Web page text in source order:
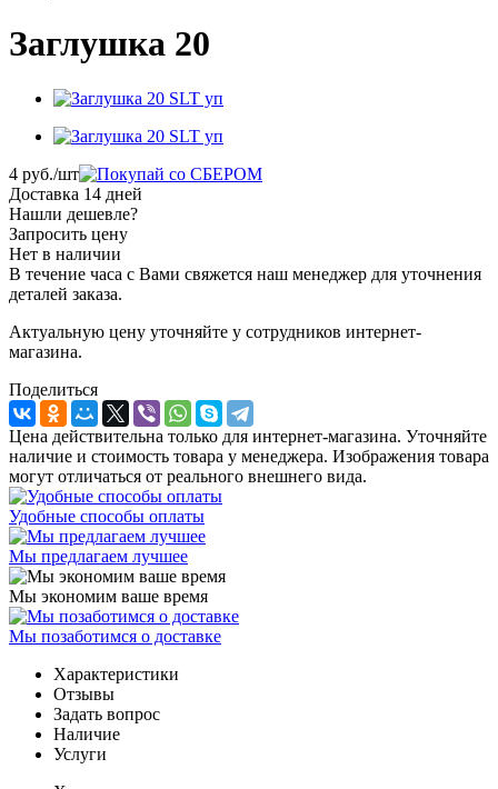
Заглушка 20
4 руб./шт
Доставка 14 дней
Нашли дешевле?
Запросить цену
Нет в наличии
В течение часа с Вами свяжется наш менеджер для уточнения
деталей заказа.
Актуальную цену уточняйте у сотрудников интернет-
магазина.
Поделиться
Цена действительна только для интернет-магазина. Уточняйте
наличие и стоимость товара у менеджера. Изображения товара
могут отличаться от реального внешнего вида.
Удобные способы оплаты
Мы предлагаем лучшее
Мы экономим ваше время
Мы позаботимся о доставке
Характеристики
Отзывы
Задать вопрос
Наличие
Услуги